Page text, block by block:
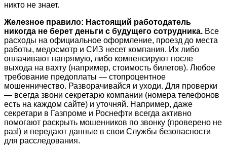
никто не знает.
Железное правило: Настоящий работодатель
никогда не берет деньги с будущего сотрудника. Все
расходы на официальное оформление, проезд до места
работы, медосмотр и СИЗ несет компания. Их либо
оплачивают напрямую, либо компенсируют после
выхода на вахту (например, стоимость билетов). Любое
требование предоплаты — стопроцентное
мошенничество. Разворачивайся и уходи. Для проверки
— всегда звони секретарю компании (номера телефонов
есть на каждом сайте) и уточняй. Например, даже
секретари в Газпроме и Роснефти всегда активно
помогают раскрыть мошенников по звонку (проверено не
раз!) и передают данные в свои Службы безопасности
для расследования.